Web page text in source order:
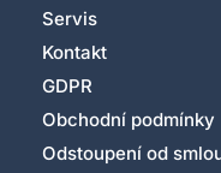
Servis
Kontakt
GDPR
Obchodní podmínky
Odstoupení od